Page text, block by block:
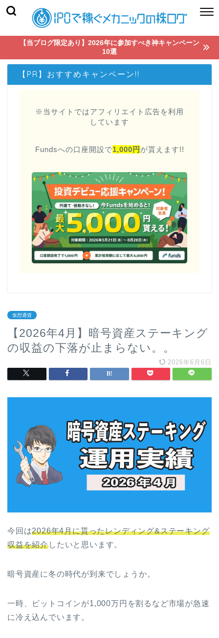
【当ブログ限定あり】2026年に参加すべき神キャンペーン
10選
【PR】おすすめキャンペーン!!
※当サイトではアフィリエイト広告を利用
しています
Fundsへの口座開設で1,000円 が貰えます!!
仮想通貨
【2026年4月】暗号資産ステーキング
の収益の下落が止まらない。。
2026年6月6日
今回は2026年4月に貰ったレンディング&ステーキング
収益を紹介したいと思います。
暗号資産に冬の時代が到来でしょうか。
一時、ビットコインが1,000万円を割るなど市場が急速
に冷え込んでいます。